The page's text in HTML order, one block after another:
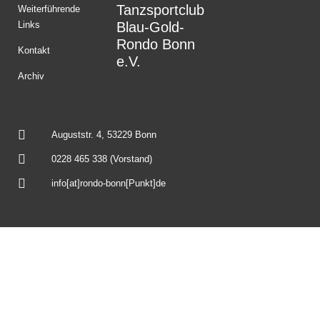
Weiterführende
Links
Kontakt
Archiv
Tanzsportclub
Blau-Gold-
Rondo Bonn
e.V.
Auguststr. 4, 53229 Bonn
0228 465 338 (Vorstand)
info[at]rondo-bonn[Punkt]de